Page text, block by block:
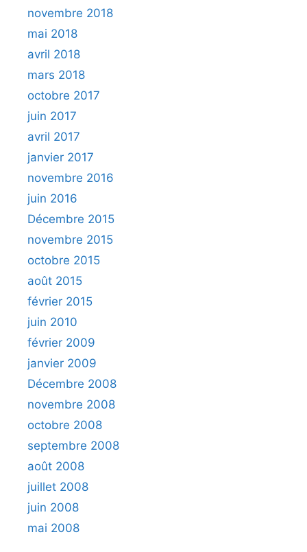
novembre 2018
mai 2018
avril 2018
mars 2018
octobre 2017
juin 2017
avril 2017
janvier 2017
novembre 2016
juin 2016
Décembre 2015
novembre 2015
octobre 2015
août 2015
février 2015
juin 2010
février 2009
janvier 2009
Décembre 2008
novembre 2008
octobre 2008
septembre 2008
août 2008
juillet 2008
juin 2008
mai 2008